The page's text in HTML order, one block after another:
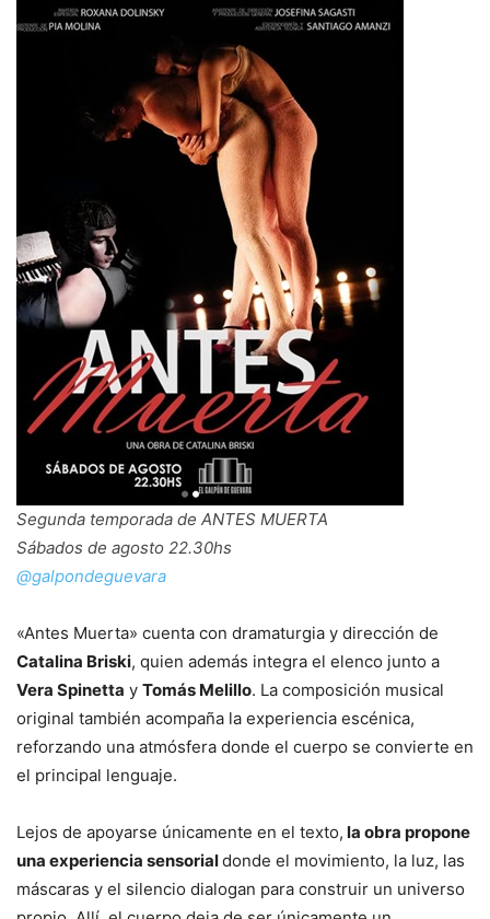
Segunda temporada de ANTES MUERTA
Sábados de agosto 22.30hs
@galpondeguevara
«Antes Muerta» cuenta con dramaturgia y dirección de
Catalina Briski, quien además integra el elenco junto a
Vera Spinetta y Tomás Melillo. La composición musical
original también acompaña la experiencia escénica,
reforzando una atmósfera donde el cuerpo se convierte en
el principal lenguaje.
Lejos de apoyarse únicamente en el texto, la obra propone
una experiencia sensorialdonde el movimiento, la luz, las
máscaras y el silencio dialogan para construir un universo